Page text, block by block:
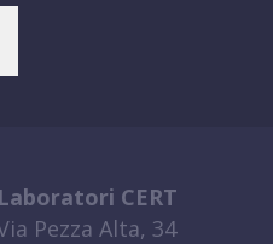
Laboratori CERT
Pezza Alta, 34